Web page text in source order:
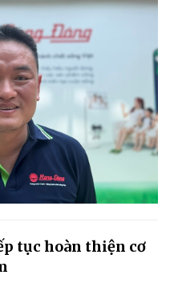
tục hoàn thiện cơ